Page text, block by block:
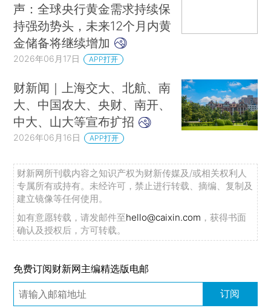
声：全球央行黄金需求持续保
持强劲势头，未来12个月内黄
金储备将继续增加
2026年06月17日 APP打开
财新闻｜上海交大、北航、南
大、中国农大、央财、南开、
中大、山大等宣布扩招
2026年06月16日 APP打开
财新网所刊载内容之知识产权为财新传媒及/或相关权利人
专属所有或持有。未经许可，禁止进行转载、摘编、复制及
建立镜像等任何使用。
如有意愿转载，请发邮件至hello@caixin.com ，获得书面
确认及授权后，方可转载。
免费订阅财新网主编精选版电邮
订阅